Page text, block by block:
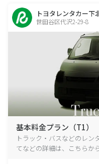
トヨタレンタカー下
世田谷区代沢2-29-8
基本料金プラン（T1）
トラック・バスなどのレ
てなどの詳細は、こちらか